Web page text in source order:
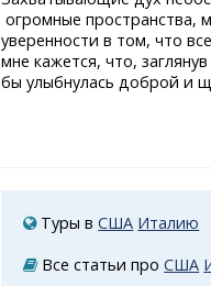
огромные пространства,
уверенности в том, что
мне кажется, что,
бы улыбнулась доброй и
Туры вСША Италию
Все статьи проСША